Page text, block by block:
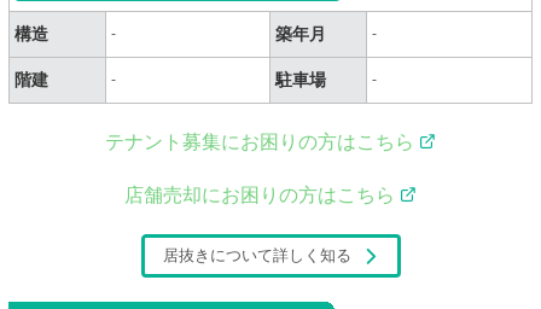
構造 - 築年月 -
階建 - 駐車場 -
テナント募集にお困りの方はこちら
店舗売却にお困りの方はこちら
居抜きについて詳しく知る